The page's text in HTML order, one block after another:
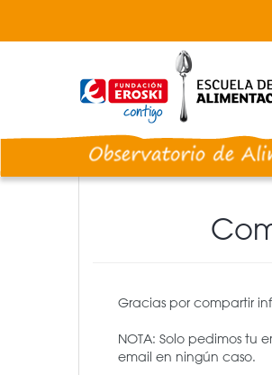
contenido
Gracias por compartir
NOTA: Solo pedimos tu
email en ningún caso.